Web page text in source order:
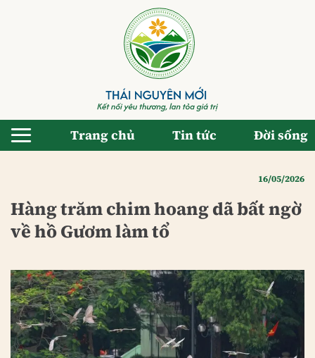
Trang chủ Tin tức Đời sống
16/05/2026
Hàng trăm chim hoang dã bất ngờ
về hồ Gươm làm tổ